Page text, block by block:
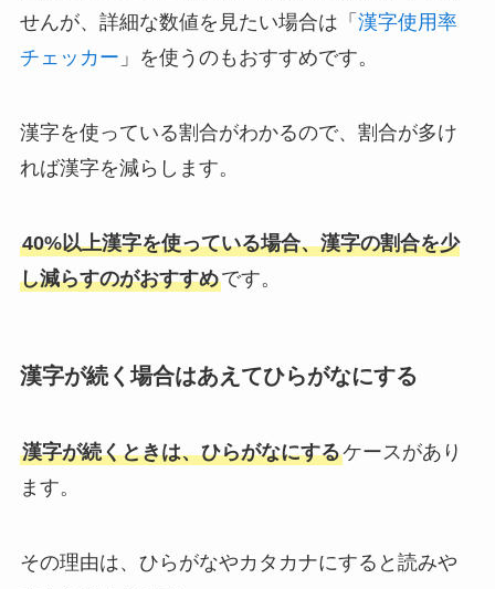
せんが、詳細な数値を見たい場合は「 漢字使用率
チェッカー 」を使うのもおすすめです。
漢字を使っている割合がわかるので、割合が多け
れば漢字を減らします。
40%以上漢字を使っている場合、漢字の割合を少
し減らすのがおすすめです。
漢字が続く場合はあえてひらがなにする
漢字が続くときは、ひらがなにするケースがあり
ます。
その理由は、ひらがなやカタカナにすると読みや